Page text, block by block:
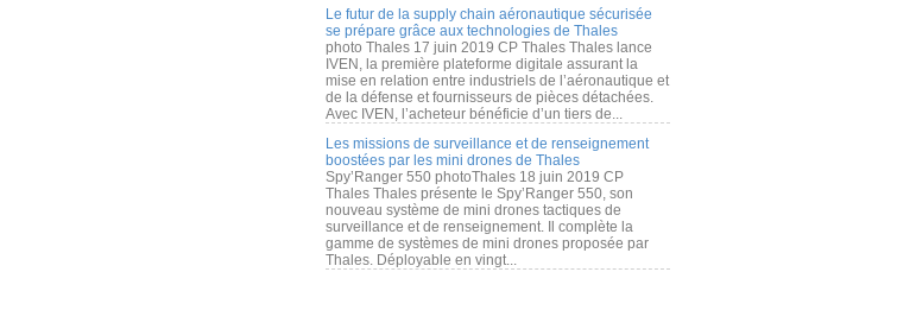
Le futur de la supply chain aéronautique sécurisée
se prépare grâce aux technologies de Thales
photo Thales 17 juin 2019 CP Thales Thales lance
IVEN, la première plateforme digitale assurant la
mise en relation entre industriels de l’aéronautique et
de la défense et fournisseurs de pièces détachées.
Avec IVEN, l’acheteur bénéficie d’un tiers de...
Les missions de surveillance et de renseignement
boostées par les mini drones de Thales
Spy’Ranger 550 photoThales 18 juin 2019 CP
Thales Thales présente le Spy’Ranger 550, son
nouveau système de mini drones tactiques de
surveillance et de renseignement. Il complète la
gamme de systèmes de mini drones proposée par
Thales. Déployable en vingt...